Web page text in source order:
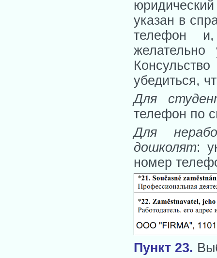
указан в
телефон
желательно
убедиться,
Для
телефон по
Для
дошколят:
номер
Пункт 23.